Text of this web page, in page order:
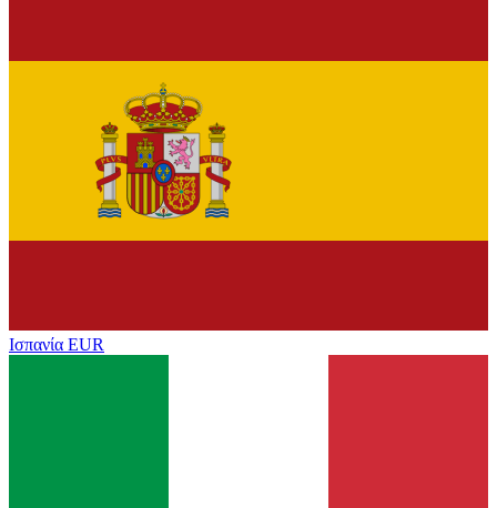
Ισπανία EUR